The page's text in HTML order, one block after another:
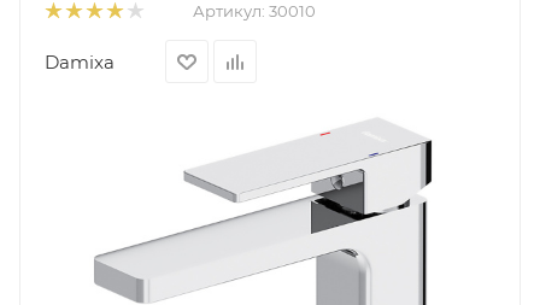
Артикул: 30010
Damixa